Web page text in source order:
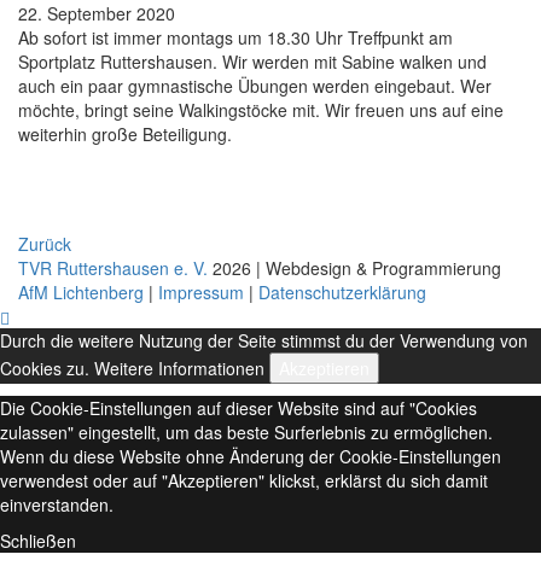
22. September 2020
Ab sofort ist immer montags um 18.30 Uhr Treffpunkt am
Sportplatz Ruttershausen. Wir werden mit Sabine walken und
auch ein paar gymnastische Übungen werden eingebaut. Wer
möchte, bringt seine Walkingstöcke mit. Wir freuen uns auf eine
weiterhin große Beteiligung.
Zurück
TVR Ruttershausen e. V. 2026 | Webdesign & Programmierung
AfM Lichtenberg | Impressum | Datenschutzerklärung
Durch die weitere Nutzung der Seite stimmst du der Verwendung von
Cookies zu. Weitere Informationen
Die Cookie-Einstellungen auf dieser Website sind auf "Cookies
zulassen" eingestellt, um das beste Surferlebnis zu ermöglichen.
Wenn du diese Website ohne Änderung der Cookie-Einstellungen
verwendest oder auf "Akzeptieren" klickst, erklärst du sich damit
einverstanden.
Schließen